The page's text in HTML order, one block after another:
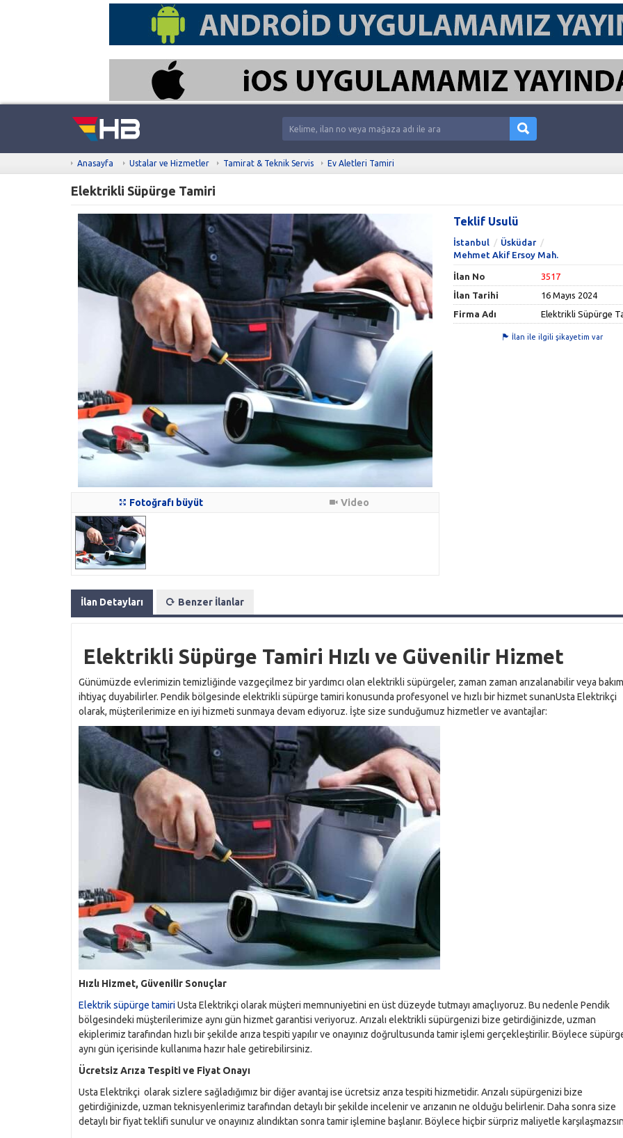
Anasayfa Ustalar ve Hizmetler Tamirat & Teknik Servis Ev Aletleri Tamiri
Elektrikli Süpürge Tamiri
Fotoğrafı büyüt Video
Teklif Usulü
İstanbul
Üsküdar
Mehmet Akif Ersoy Mah.
İlan No
3517
İlan Tarihi
16 Mayıs 2024
Firma Adı
Elektrikli Süpürge
İlan ile ilgili şikayetim var
İlan Detayları Benzer İlanlar
Elektrikli Süpürge Tamiri Hızlı ve Güvenilir Hizmet
Günümüzde evlerimizin temizliğinde vazgeçilmez bir yardımcı olan elektrikli süpürgeler, zaman zaman arızalanabilir veya
ihtiyaç duyabilirler. Pendik bölgesinde elektrikli süpürge tamiri konusunda profesyonel ve hızlı bir hizmet sunanUsta Elektrikçi
olarak, müşterilerimize en iyi hizmeti sunmaya devam ediyoruz. İşte size sunduğumuz hizmetler ve avantajlar:
Hızlı Hizmet, Güvenilir Sonuçlar
Elektrik süpürge tamiriUsta Elektrikçi olarak müşteri memnuniyetini en üst düzeyde tutmayı amaçlıyoruz. Bu nedenle Pendik
bölgesindeki müşterilerimize aynı gün hizmet garantisi veriyoruz. Arızalı elektrikli süpürgenizi bize getirdiğinizde, uzman
ekiplerimiz tarafından hızlı bir şekilde arıza tespiti yapılır ve onayınız doğrultusunda tamir işlemi gerçekleştirilir. Böylece
aynı gün içerisinde kullanıma hazır hale getirebilirsiniz.
Ücretsiz Arıza Tespiti ve Fiyat Onayı
Usta Elektrikçi olarak sizlere sağladığımız bir diğer avantaj ise ücretsiz arıza tespiti hizmetidir. Arızalı süpürgenizi bize
getirdiğinizde, uzman teknisyenlerimiz tarafından detaylı bir şekilde incelenir ve arızanın ne olduğu belirlenir. Daha sonra size
detaylı bir fiyat teklifi sunulur ve onayınız alındıktan sonra tamir işlemine başlanır. Böylece hiçbir sürpriz maliyetle